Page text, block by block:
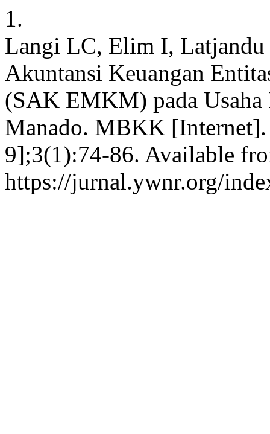
1.
Langi LC, Elim I, Latjandu
Akuntansi Keuangan
(SAK EMKM) pada
Manado. MBKK
9];3(1):74-86. Available
https://jurnal.ywnr.org/